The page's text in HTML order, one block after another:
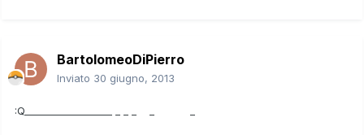
BartolomeoDiPierro
Inviato 30 giugno, 2013
:Q__________________ _ _ _ _ _